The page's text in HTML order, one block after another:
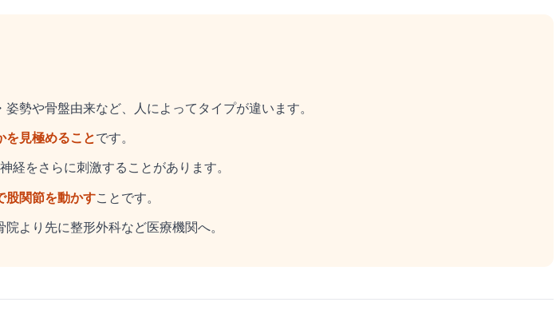
勢や骨盤由来など、人によってタイプが違います。
を見極めることです。
経をさらに刺激することがあります。
股関節を動かすことです。
より先に整形外科など医療機関へ。